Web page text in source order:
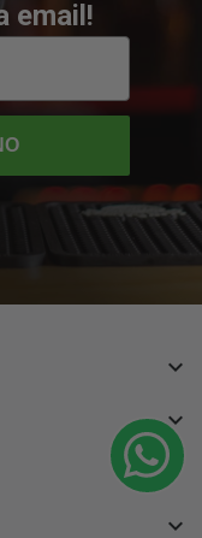
email!



